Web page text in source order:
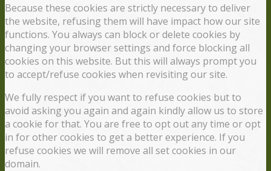
Because these cookies are strictly necessary to deliver
the website, refusing them will have impact how our site
functions. You always can block or delete cookies by
changing your browser settings and force blocking all
cookies on this website. But this will always prompt you
to accept/refuse cookies when revisiting our site.
We fully respect if you want to refuse cookies but to
avoid asking you again and again kindly allow us to store
a cookie for that. You are free to opt out any time or opt
in for other cookies to get a better experience. If you
refuse cookies we will remove all set cookies in our
domain.